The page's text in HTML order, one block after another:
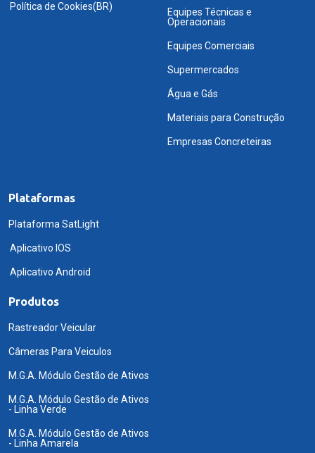
Política de Cookies(BR)
Equipes Técnicas e
Operacionais
Equipes Comerciais
Supermercados
Água e Gás
Materiais para Construção
Empresas Concreteiras
Plataformas
Plataforma SatLight
Aplicativo IOS
Aplicativo Android
Produtos
Rastreador Veicular
Câmeras Para Veiculos
M.G.A. Módulo Gestão de Ativos
M.G.A. Módulo Gestão de Ativos
- Linha Verde
M.G.A. Módulo Gestão de Ativos
- Linha Amarela